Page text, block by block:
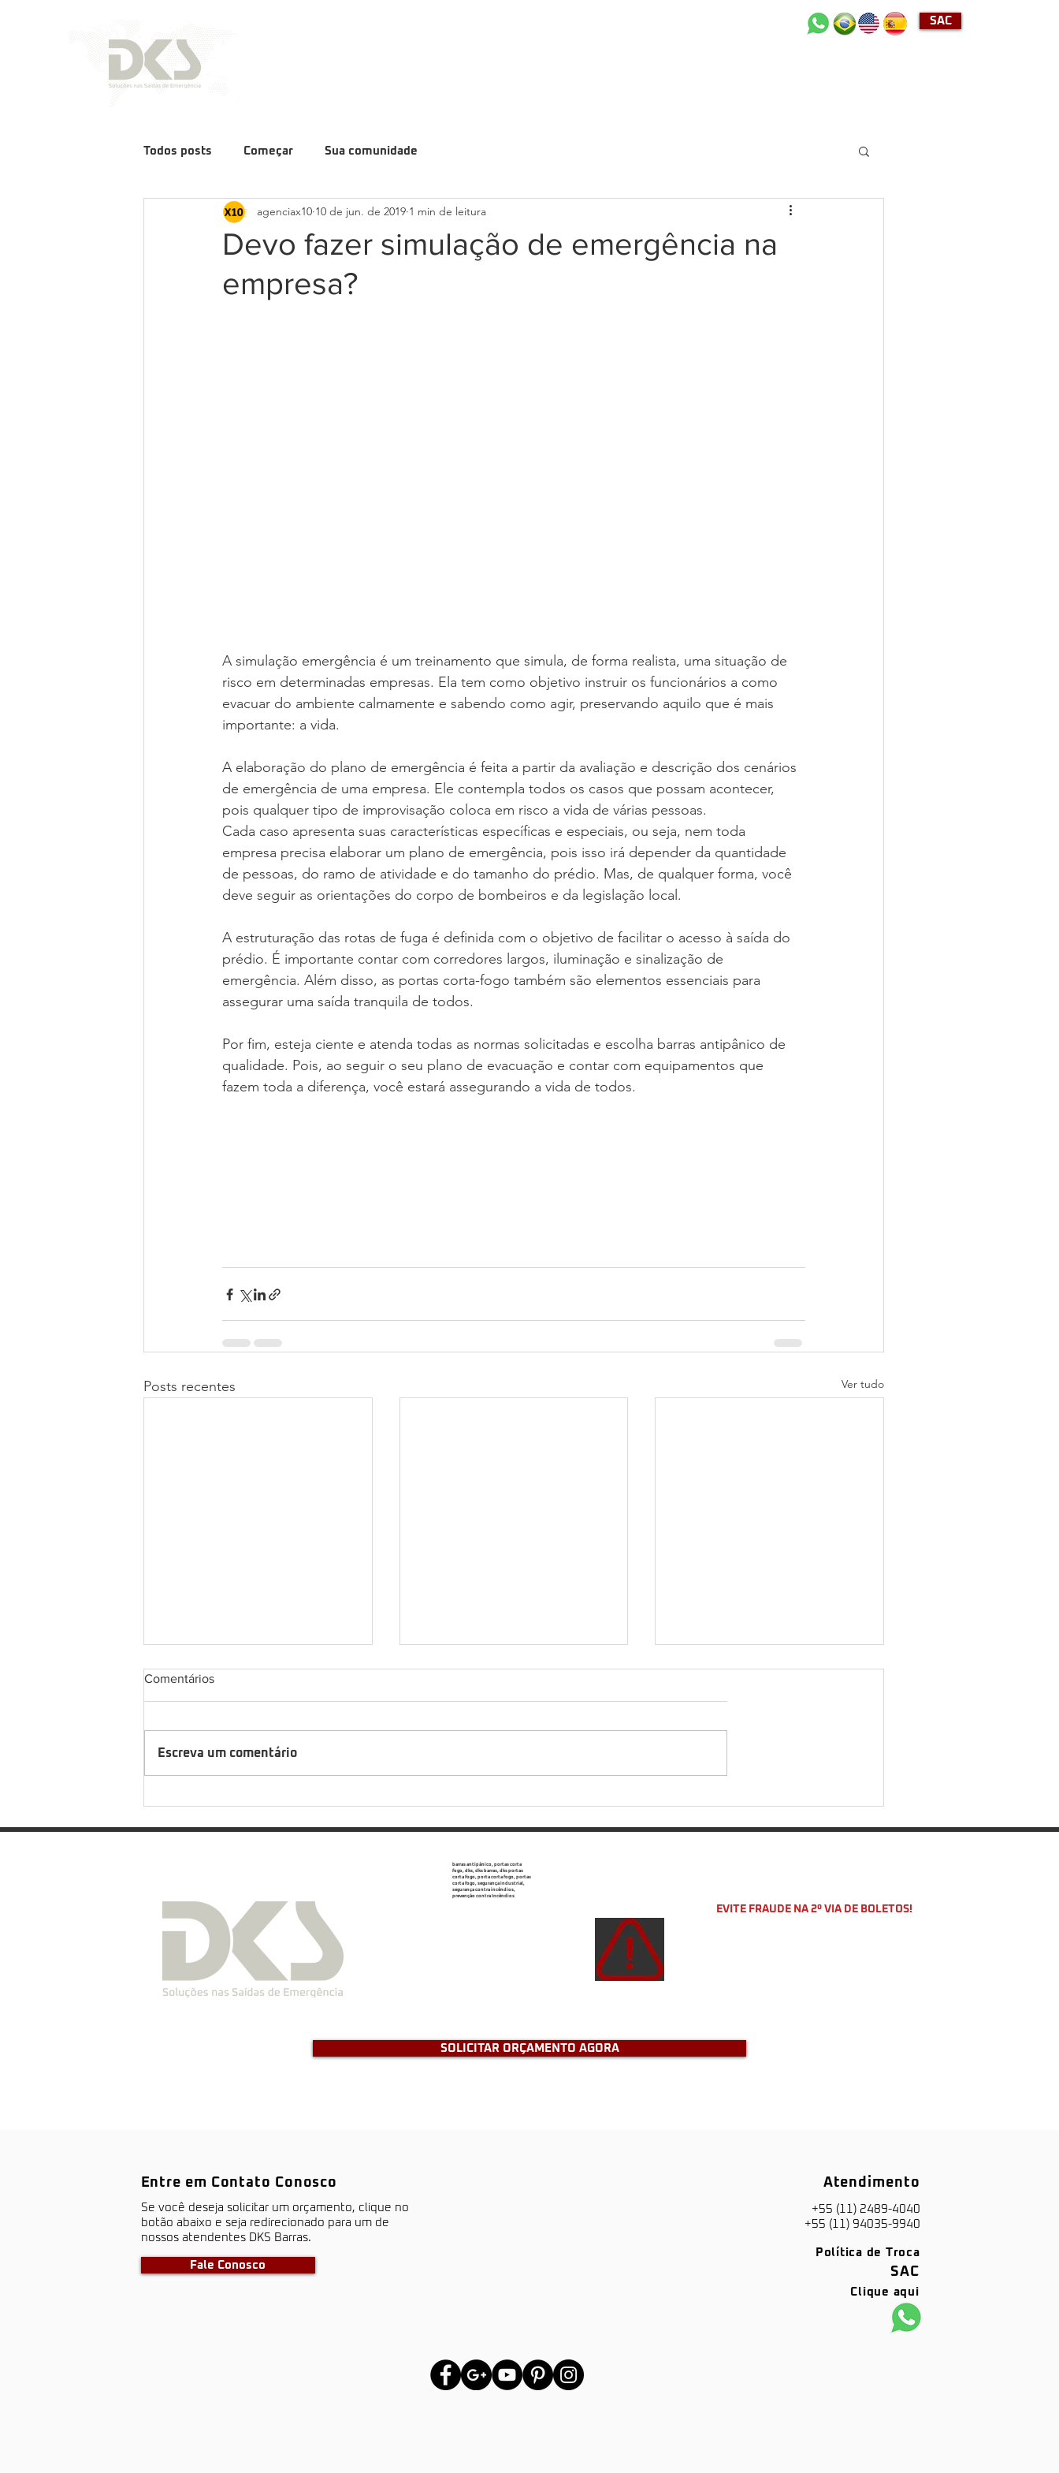
SAC
Todos posts Começar Sua comunidade
Devo fazer simulação de emergência na
empresa?
agenciax10 10 de jun. de 2019 1 min de leitura
A simulação emergência é um treinamento que simula, de forma realista, uma situação de
risco em determinadas empresas. Ela tem como objetivo instruir os funcionários a como
evacuar do ambiente calmamente e sabendo como agir, preservando aquilo que é mais
importante: a vida.
A elaboração do plano de emergência é feita a partir da avaliação e descrição dos cenários
de emergência de uma empresa. Ele contempla todos os casos que possam acontecer,
pois qualquer tipo de improvisação coloca em risco a vida de várias pessoas.
Cada caso apresenta suas características específicas e especiais, ou seja, nem toda
empresa precisa elaborar um plano de emergência, pois isso irá depender da quantidade
de pessoas, do ramo de atividade e do tamanho do prédio. Mas, de qualquer forma, você
deve seguir as orientações do corpo de bombeiros e da legislação local.
A estruturação das rotas de fuga é definida com o objetivo de facilitar o acesso à saída do
prédio. É importante contar com corredores largos, iluminação e sinalização de
emergência. Além disso, as portas corta-fogo também são elementos essenciais para
assegurar uma saída tranquila de todos.
Por fim, esteja ciente e atenda todas as normas solicitadas e escolha barras antipânico de
qualidade. Pois, ao seguir o seu plano de evacuação e contar com equipamentos que
fazem toda a diferença, você estará assegurando a vida de todos.
Posts recentes Ver tudo
Comentários
Escreva um comentário
barras antipânico, portas corta
fogo, dks, dks barras, dks portas
corta fogo, porta corta fogo, portas
corta fogo, segurança industrial,
segurança contra incêndios,
prevenção contra Incêndios
EVITE FRAUDE NA 2º VIA DE BOLETOS!
SOLICITAR ORÇAMENTO AGORA
Entre em Contato Conosco
S​e você deseja solicitar um orçamento, clique no
botão abaixo e seja redirecionado para um de
nossos atendentes DKS Barras.
Fale Conosco
Política de Troca
SAC
Atendimento
+55 (11) 2489-4040
+55 (11) 94035-9940
Clique aqui